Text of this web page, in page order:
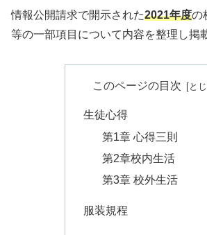
情報公開請求で開示された2021年度の
等の一部項目について内容を整理し掲
このページの目次
生徒心得
第1章 心得三則
第2章校内生活
第3章 校外生活
服装規程